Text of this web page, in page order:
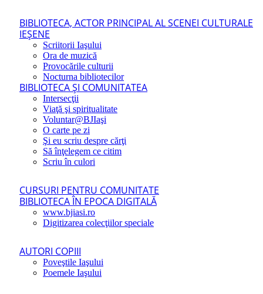
BIBLIOTECA, ACTOR PRINCIPAL AL SCENEI CULTURALE
IEŞENE
Scriitorii Iaşului
Ora de muzică
Provocările culturii
Nocturna bibliotecilor
BIBLIOTECA ŞI COMUNITATEA
Intersecţii
Viaţă şi spiritualitate
Voluntar@BJIaşi
O carte pe zi
Şi eu scriu despre cărţi
Să înţelegem ce citim
Scriu în culori
CURSURI PENTRU COMUNITATE
BIBLIOTECA ÎN EPOCA DIGITALĂ
www.bjiasi.ro
Digitizarea colecţiilor speciale
AUTORI COPIII
Poveştile Iaşului
Poemele Iaşului